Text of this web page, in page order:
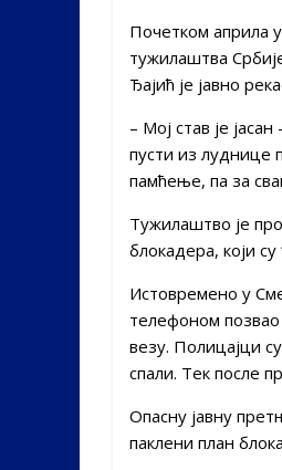
Почетком априла
тужилаштва
Ђајић је јавно
– Мој став је
пусти из луднице
памћење, па за
Тужилаштво је
блокадера, који
Истовремено у
телефоном
везу. Полицајци
спали. Тек после
Опасну јавну
паклени план